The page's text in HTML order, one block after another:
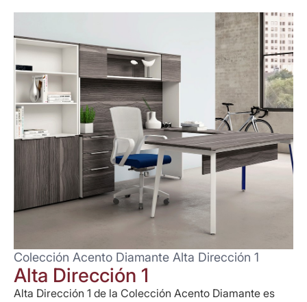
Colección Acento Diamante Alta Dirección 1
Alta Dirección 1
Alta Dirección 1 de la Colección Acento Diamante es